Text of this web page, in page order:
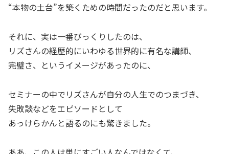
“本物の土台”を築くための時間だったのだと思います。
それに、実は一番びっくりしたのは、
リズさんの経歴的にいわゆる世界的に有名な講師、
完璧さ、というイメージがあったのに、
セミナーの中でリズさんが自分の人生でのつまづき、
失敗談などをエピソードとして
あっけらかんと語るのにも驚きました。